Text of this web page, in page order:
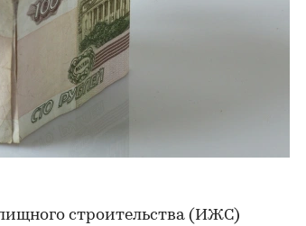
строительства (ИЖС)